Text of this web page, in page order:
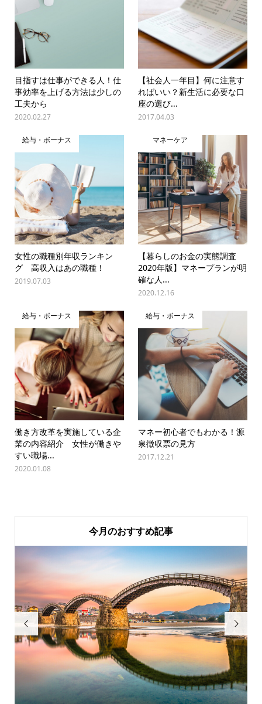
目指すは仕事ができる人！仕
事効率を上げる方法は少しの
工夫から
2020.02.27
【社会人一年目】何に注意す
ればいい？新生活に必要な口
座の選び...
2017.04.03
給与・ボーナス
女性の職種別年収ランキン
グ 高収入はあの職種！
2019.07.03
マネーケア
【暮らしのお金の実態調査
2020年版】マネープランが明
確な人...
2020.12.16
給与・ボーナス
働き方改革を実施している企
業の内容紹介 女性が働きや
すい職場...
2020.01.08
給与・ボーナス
マネー初心者でもわかる！源
泉徴収票の見方
2017.12.21
今月のおすすめ記事
 